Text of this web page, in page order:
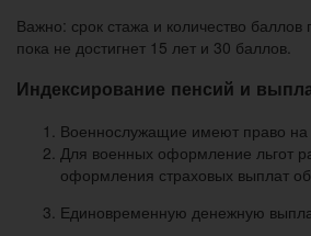
Важно: срок стажа и количество
пока не достигнет 15 лет и 30 баллов.
Индексирование пенсий и
Военнослужащие имеют право на
Для военных оформление льгот
оформления страховых выплат
Единовременную денежную